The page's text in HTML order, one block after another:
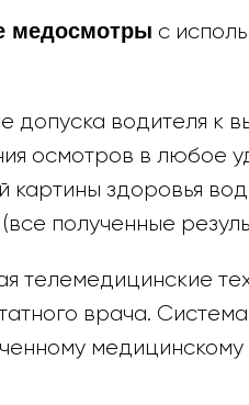
медосмотры с
допуска водителя к
осмотров в любое
картины здоровья
(все полученные
телемедицинские
врача.